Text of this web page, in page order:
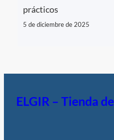
prácticos
5 de diciembre de 2025
ELGIR – Tienda